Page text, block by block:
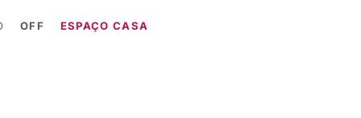
OFF ESPAÇO CASA